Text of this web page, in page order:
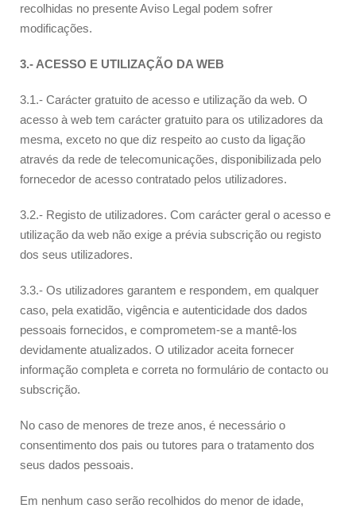
recolhidas no presente Aviso Legal podem sofrer
modificações.
3.- ACESSO E UTILIZAÇÃO DA WEB
3.1.- Carácter gratuito de acesso e utilização da web. O
acesso à web tem carácter gratuito para os utilizadores da
mesma, exceto no que diz respeito ao custo da ligação
através da rede de telecomunicações, disponibilizada pelo
fornecedor de acesso contratado pelos utilizadores.
3.2.- Registo de utilizadores. Com carácter geral o acesso e
utilização da web não exige a prévia subscrição ou registo
dos seus utilizadores.
3.3.- Os utilizadores garantem e respondem, em qualquer
caso, pela exatidão, vigência e autenticidade dos dados
pessoais fornecidos, e comprometem-se a mantê-los
devidamente atualizados. O utilizador aceita fornecer
informação completa e correta no formulário de contacto ou
subscrição.
No caso de menores de treze anos, é necessário o
consentimento dos pais ou tutores para o tratamento dos
seus dados pessoais.
Em nenhum caso serão recolhidos do menor de idade,